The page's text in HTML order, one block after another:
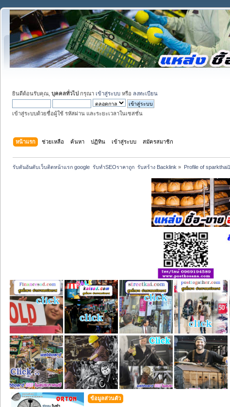
ยินดีต้อนรับคุณ, บุคคลทั่วไป กรุณา เข้าสู่ระบบ หรือ ลงทะเบียน
เข้าสู่ระบบด้วยชื่อผู้ใช้ รหัสผ่าน และระยะเวลาในเซสชั่น
หน้าแรก ช่วยเหลือ ค้นหา ปฏิทิน เข้าสู่ระบบ สมัครสมาชิก
รับดันอันดับเว็บติดหน้าแรก google  รับทำSEOราคาถูก  รับสร้าง Backlink » Profile of sparkthai1
ข้อมูลส่วนตัว